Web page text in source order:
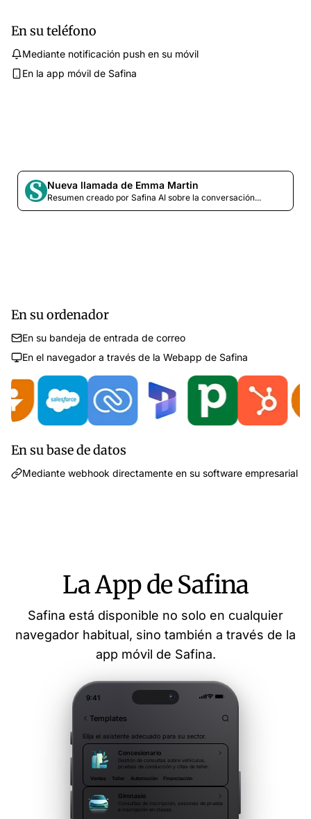
En su teléfono
Mediante notificación push en su móvil
En la app móvil de Safina
Nueva llamada de Emma Martin
Resumen creado por Safina AI sobre la conversación...
En su ordenador
En su bandeja de entrada de correo
En el navegador a través de la Webapp de Safina
En su base de datos
Mediante webhook directamente en su software empresarial
La App de Safina
Safina está disponible no solo en cualquier
navegador habitual, sino también a través de la
app móvil de Safina.
9:41
Templates
Elija el asistente adecuado para su sector.
Concesionario
Gestión de consultas sobre vehículos,
pruebas de conducción y citas de taller.
Ventas
Taller Automoción Financiación
Gimnasio
Consultas de inscripción, sesiones de prueba
e inscripción en clases.